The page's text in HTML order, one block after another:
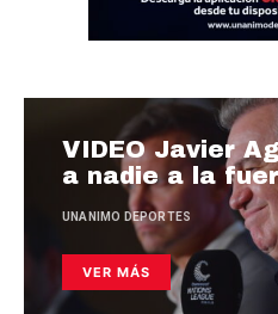
VIDEO Javier
a nadie a la
UNANIMO DEPORTES
VER MÁS